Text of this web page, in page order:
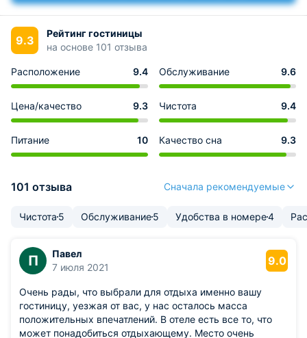
9.3
Рейтинг гостиницы
на основе 101 отзыва
Расположение 9.4 Обслуживание 9.6
Цена/качество 9.3 Чистота 9.4
Питание 10 Качество сна 9.3
101 отзыва Сначала рекомендуемые
Чистота 5 Обслуживание5 Удобства в номере4
П
Павел
7 июля 2021
9.0
Очень рады, что выбрали для отдыха именно вашу
гостиницу, уезжая от вас, у нас осталось масса
положительных впечатлений. В отеле есть все то, что
может понадобиться отдыхающему. Место очень